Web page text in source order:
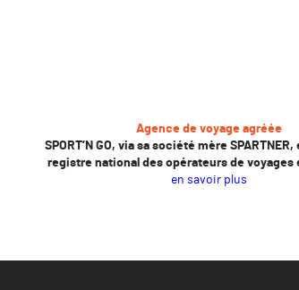
Agence de voyage agréée
SPORT’N GO, via sa société mère
registre national des opérateurs de voyages
en savoir plus